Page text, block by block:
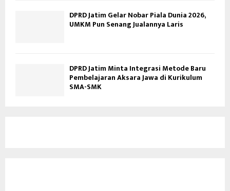
DPRD Jatim Gelar Nobar Piala Dunia 2026,
UMKM Pun Senang Jualannya Laris
DPRD Jatim Minta Integrasi Metode Baru
Pembelajaran Aksara Jawa di Kurikulum
SMA-SMK